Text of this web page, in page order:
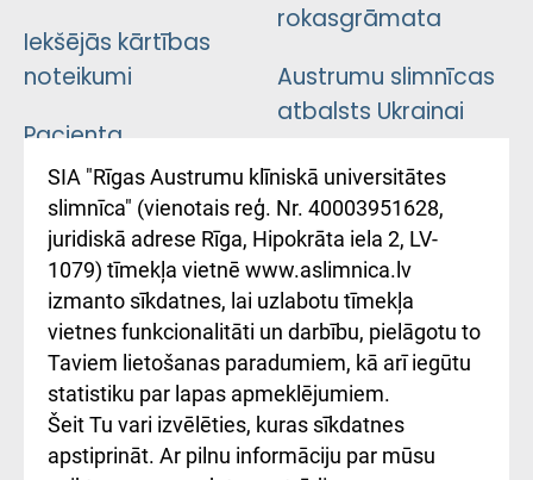
Iekšējās kārtības
noteikumi
Pacienta
atsauksmju/sūdzību
iesniegšanas
kārtība
Kā pie mums nokļūt
Rēķinu apmaksas
ceļvedis
Rekvizīti un
rokasgrāmata
Austrumu slimnīcas
atbalsts Ukrainai
Підтримка Східної
лікарні та співпраця з
Україною
SIA "Rīgas Austrumu klīniskā universitātes
slimnīca" (vienotais reģ. Nr. 40003951628,
juridiskā adrese Rīga, Hipokrāta iela 2, LV-
1079) tīmekļa vietnē www.aslimnica.lv
izmanto sīkdatnes, lai uzlabotu tīmekļa
vietnes funkcionalitāti un darbību, pielāgotu to
Taviem lietošanas paradumiem, kā arī iegūtu
statistiku par lapas apmeklējumiem.
Šeit Tu vari izvēlēties, kuras sīkdatnes
apstiprināt. Ar pilnu informāciju par mūsu